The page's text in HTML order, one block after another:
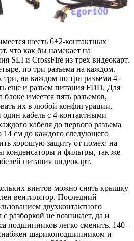
шесть 6+2-контактных
что как бы намекает на
SLI и CrossFire из трех видеокарт.
по три разъема на каждом.
три, на каждом по три разъема 4-
еще и разъем питания FDD. Для
имеется пять разъемов,
их в любой конфигурации,
кабель с 4-контактными
кабеля до первого разъема
14 см до каждого следующего
хорошую защиту от помех: на
конденсаторы и фильтры, так же
питания видеокарт.
винтов можно снять крышку
вентилятор. Последний
двухконтактного
разборкой не возникает, да и
подшипников легко сменить. 140-
шарикоподшипником и